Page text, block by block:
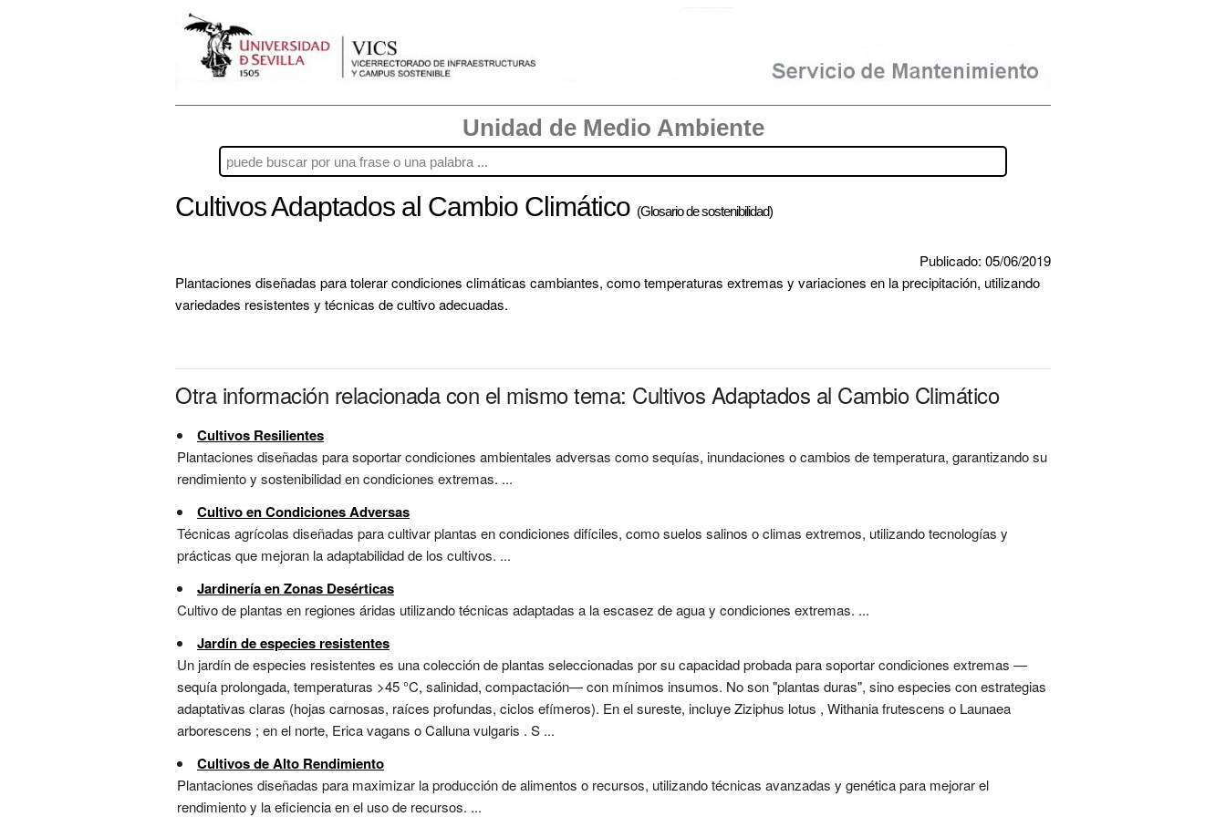
Unidad de Medio Ambiente
Cultivos Adaptados al Cambio Climático (Glosario de sostenibilidad)
Publicado: 05/06/2019
Plantaciones diseñadas para tolerar condiciones climáticas cambiantes, como temperaturas extremas y variaciones en la precipitación, utilizando
variedades resistentes y técnicas de cultivo adecuadas.
Otra información relacionada con el mismo tema: Cultivos Adaptados al Cambio Climático
Cultivos Resilientes
Plantaciones diseñadas para soportar condiciones ambientales adversas como sequías, inundaciones o cambios de temperatura, garantizando su
rendimiento y sostenibilidad en condiciones extremas. ...
Cultivo en Condiciones Adversas
Técnicas agrícolas diseñadas para cultivar plantas en condiciones difíciles, como suelos salinos o climas extremos, utilizando tecnologías y
prácticas que mejoran la adaptabilidad de los cultivos. ...
Jardinería en Zonas Desérticas
Cultivo de plantas en regiones áridas utilizando técnicas adaptadas a la escasez de agua y condiciones extremas. ...
Jardín de especies resistentes
Un jardín de especies resistentes es una colección de plantas seleccionadas por su capacidad probada para soportar condiciones extremas —
sequía prolongada, temperaturas >45 °C, salinidad, compactación— con mínimos insumos. No son "plantas duras", sino especies con estrategias
adaptativas claras (hojas carnosas, raíces profundas, ciclos efímeros). En el sureste, incluye Ziziphus lotus , Withania frutescens o Launaea
arborescens ; en el norte, Erica vagans o Calluna vulgaris . S ...
Cultivos de Alto Rendimiento
Plantaciones diseñadas para maximizar la producción de alimentos o recursos, utilizando técnicas avanzadas y genética para mejorar el
rendimiento y la eficiencia en el uso de recursos. ...